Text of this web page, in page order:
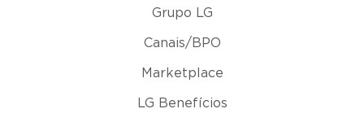
Grupo LG
Canais/BPO
Marketplace
LG Benefícios